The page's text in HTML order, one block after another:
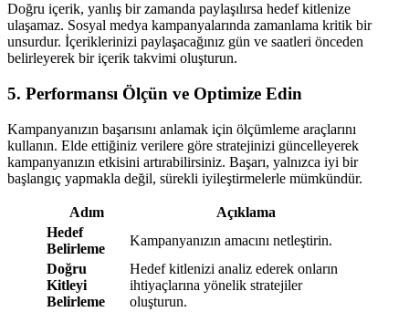
Doğru içerik, yanlış bir zamanda paylaşılırsa hedef kitlenize
ulaşamaz. Sosyal medya kampanyalarında zamanlama kritik bir
unsurdur. İçeriklerinizi paylaşacağınız gün ve saatleri önceden
belirleyerek bir içerik takvimi oluşturun.
5. Performansı Ölçün ve Optimize Edin
Kampanyanızın başarısını anlamak için ölçümleme araçlarını
kullanın. Elde ettiğiniz verilere göre stratejinizi güncelleyerek
kampanyanızın etkisini artırabilirsiniz. Başarı, yalnızca iyi bir
başlangıç yapmakla değil, sürekli iyileştirmelerle mümkündür.
Adım
Açıklama
Hedef
Belirleme
Kampanyanızın amacını netleştirin.
Doğru
Kitleyi
Belirleme
Hedef kitlenizi analiz ederek onların
ihtiyaçlarına yönelik stratejiler
oluşturun.